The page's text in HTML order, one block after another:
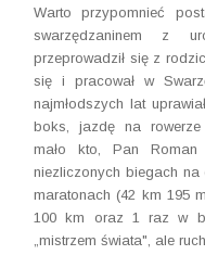
Warto przypomnieć
swarzędzaninem z
przeprowadził się z
się i pracował w
najmłodszych lat
boks, jazdę na rowerze
mało kto, Pan Roman
niezliczonych biegach
maratonach (42 km 195
100 km oraz 1 raz w
„mistrzem świata", ale